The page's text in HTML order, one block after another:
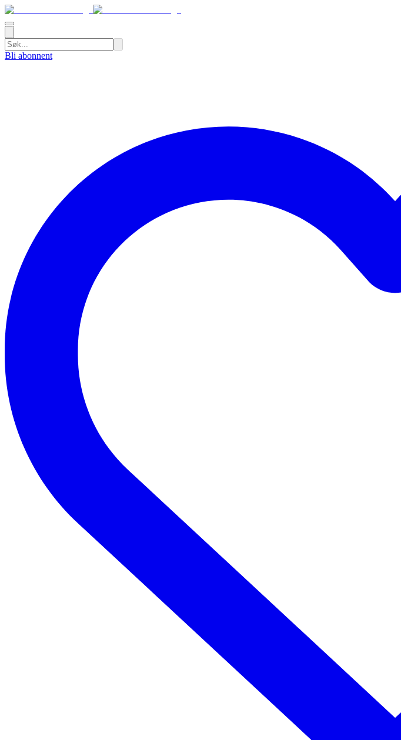
Bli abonnent